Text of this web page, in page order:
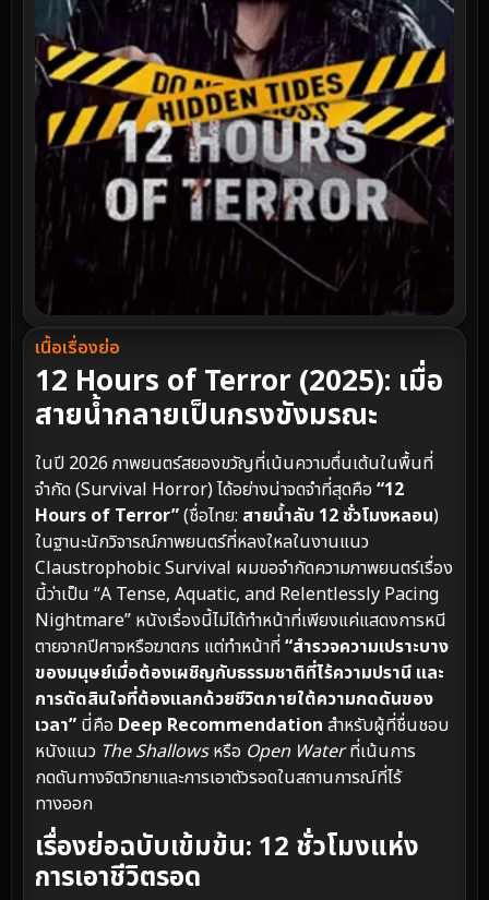
เนื้อเรื่องย่อ
12 Hours of Terror (2025): เมื่อ
สายน้ำกลายเป็นกรงขังมรณะ
ในปี 2026 ภาพยนตร์สยองขวัญที่เน้นความตื่นเต้นในพื้นที่
จำกัด (Survival Horror) ได้อย่างน่าจดจำที่สุดคือ “12
Hours of Terror”(ชื่อไทย: สายน้ำลับ 12 ชั่วโมงหลอน)
ในฐานะนักวิจารณ์ภาพยนตร์ที่หลงใหลในงานแนว
Claustrophobic Survival ผมขอจำกัดความภาพยนตร์เรื่อง
นี้ว่าเป็น “A Tense, Aquatic, and Relentlessly Pacing
Nightmare” หนังเรื่องนี้ไม่ได้ทำหน้าที่เพียงแค่แสดงการหนี
ตายจากปีศาจหรือฆาตกร แต่ทำหน้าที่“สำรวจความเปราะบาง
ของมนุษย์เมื่อต้องเผชิญกับธรรมชาติที่ไร้ความปรานี และ
การตัดสินใจที่ต้องแลกด้วยชีวิตภายใต้ความกดดันของ
เวลา” นี่คือ Deep Recommendation สำหรับผู้ที่ชื่นชอบ
หนังแนว The Shallowsหรือ Open Waterที่เน้นการ
กดดันทางจิตวิทยาและการเอาตัวรอดในสถานการณ์ที่ไร้
ทางออก
เรื่องย่อฉบับเข้มข้น: 12 ชั่วโมงแห่ง
การเอาชีวิตรอด